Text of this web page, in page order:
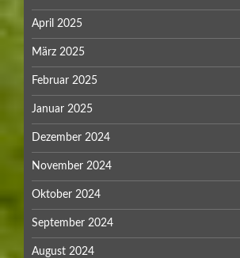
April 2025
März 2025
Februar 2025
Januar 2025
Dezember 2024
November 2024
Oktober 2024
September 2024
August 2024